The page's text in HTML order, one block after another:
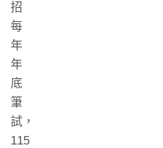
招
每
年
年
底
筆
試，
115